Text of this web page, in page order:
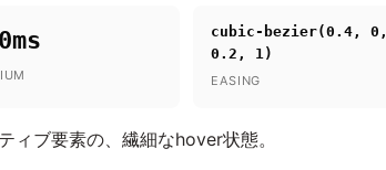
cubic-bezier(0.4, 0,
0.2, 1)
EASING
ィブ要素の、繊細なhover状態。